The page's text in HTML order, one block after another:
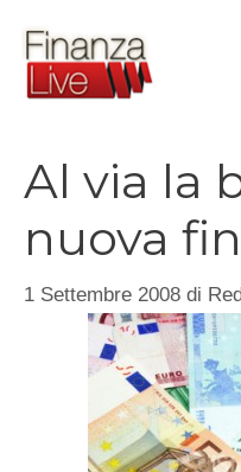
contenuto
Al via la
nuova
1 Settembre 2008 di